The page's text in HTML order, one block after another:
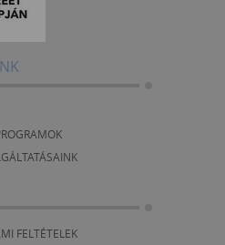
FELTÉTELEK